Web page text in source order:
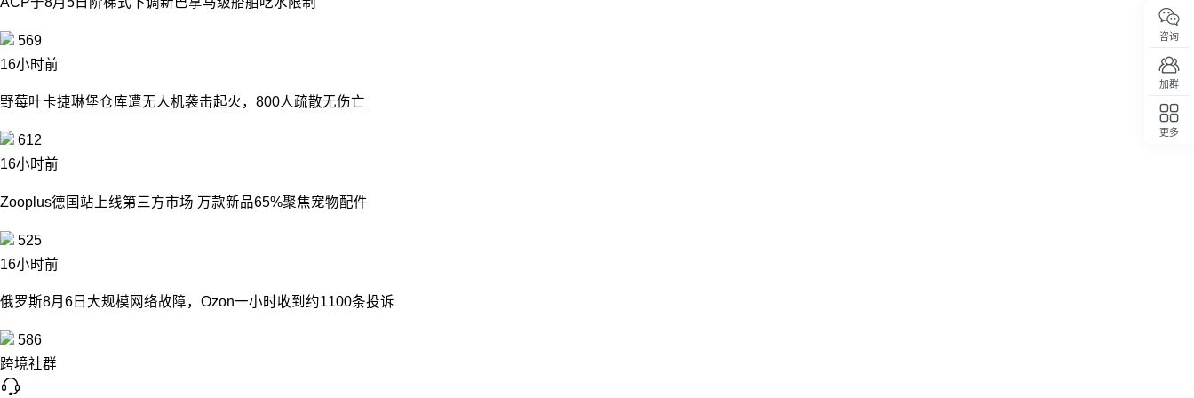
569
16小时前
野莓叶卡捷琳堡仓库遭无人机袭击起火，800人疏散无伤亡
612
16小时前
Zooplus德国站上线第三方市场 万款新品65%聚焦宠物配件
525
16小时前
俄罗斯8月6日大规模网络故障，Ozon一小时收到约1100条投诉
586
跨境社群
咨询
加群
更多